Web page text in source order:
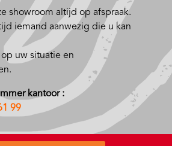
showroom altijd op afspraak.
iemand aanwezig die u kan
uw situatie en
kantoor :
99